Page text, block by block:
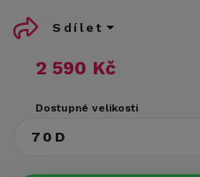
2 590 Kč
Dostupné velikosti
70D
Sdílet